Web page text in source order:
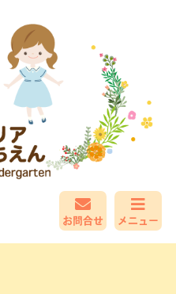
メニュー
お問合せ